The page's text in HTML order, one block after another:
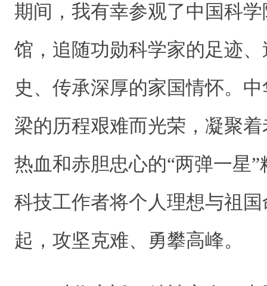
期间，我有幸参观了中国科
馆，追随功勋科学家的足迹
史、传承深厚的家国情怀。
梁的历程艰难而光荣，凝聚
热血和赤胆忠心的“两弹一星
科技工作者将个人理想与祖
起，攻坚克难、勇攀高峰。